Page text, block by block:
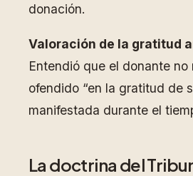
donación.
Valoración de la gratitud
Entendió que el donante no
ofendido “en la gratitud de
manifestada durante el
La doctrina del